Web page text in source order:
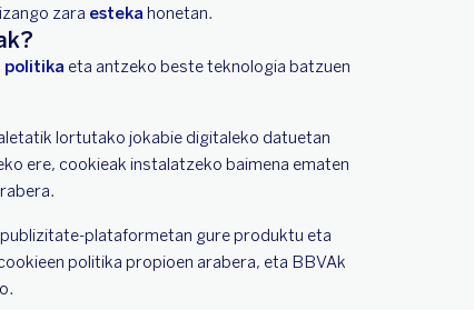
zara esteka honetan.
politika eta antzeko beste teknologia batzuen
lortutako jokabie digitaleko datuetan
ere, cookieak instalatzeko baimena ematen
plataformetan gure produktu eta
politika propioen arabera, eta BBVAk